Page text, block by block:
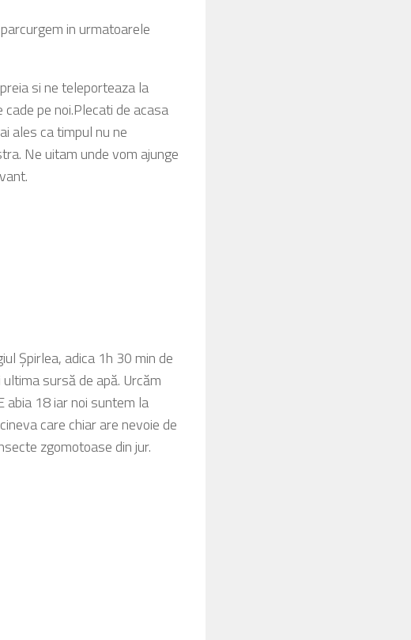
in urmatoarele
si ne teleporteaza la
pe noi.Plecati de acasa
ales ca timpul nu ne
Ne uitam unde vom ajunge
Şpirlea, adica 1h 30 min de
sursă de apă. Urcăm
abia 18 iar noi suntem la
care chiar are nevoie de
zgomotoase din jur.